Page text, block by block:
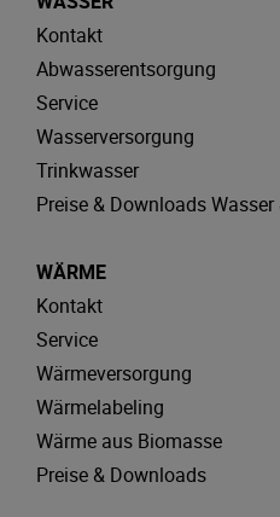
Kontakt
Abwasserentsorgung
Service
Wasserversorgung
Trinkwasser
Preise & Downloads
WÄRME
Kontakt
Service
Wärmeversorgung
Wärmelabeling
Wärme aus Biomasse
Preise & Downloads